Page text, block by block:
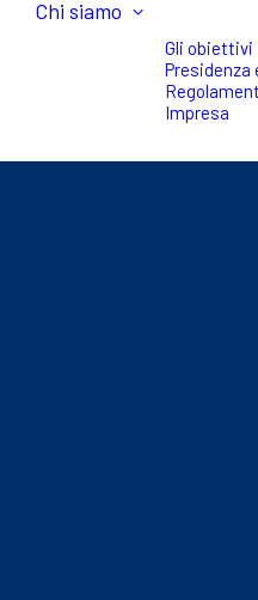
Chi siamo
Gli obiettivi
Presidenza
Impresa